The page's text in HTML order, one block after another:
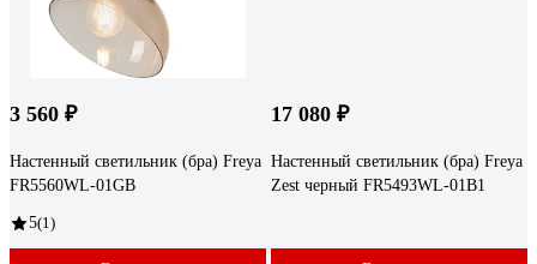
3 560 ₽
Настенный светильник (бра) Freya
FR5560WL-01GB
5(1)
17 080 ₽
Настенный светильник (бра) Freya
Zest черный FR5493WL-01B1